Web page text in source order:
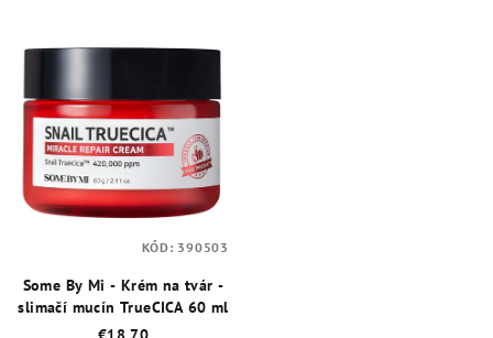
Some By Mi - Krém na tvár -
slimačí mucín TrueCICA 60 ml
KÓD: 390503